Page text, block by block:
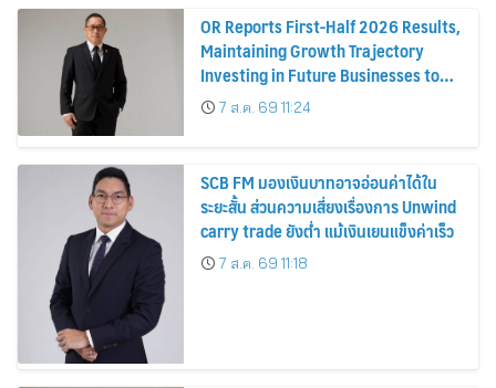
OR Reports First-Half 2026 Results,
Maintaining Growth Trajectory
Investing in Future Businesses to
Strengthen Long-Term Growth
7 ส.ค. 69 11:24
SCB FM มองเงินบาทอาจอ่อนค่าได้ใน
ระยะสั้น ส่วนความเสี่ยงเรื่องการ Unwind
carry trade ยังต่ำ แม้เงินเยนแข็งค่าเร็ว
7 ส.ค. 69 11:18